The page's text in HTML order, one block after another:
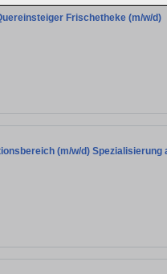
Frischetheke (m/w/d)
(m/w/d) Spezialisierung